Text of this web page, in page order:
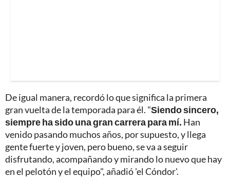
De igual manera, recordó lo que significa la primera
gran vuelta de la temporada para él. "Siendo sincero,
siempre ha sido una gran carrera para mí. Han
venido pasando muchos años, por supuesto, y llega
gente fuerte y joven, pero bueno, se va a seguir
disfrutando, acompañando y mirando lo nuevo que hay
en el pelotón y el equipo", añadió 'el Cóndor'.